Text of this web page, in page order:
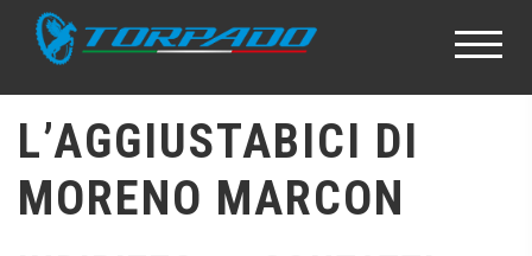
L’AGGIUSTABICI DI
MORENO MARCON